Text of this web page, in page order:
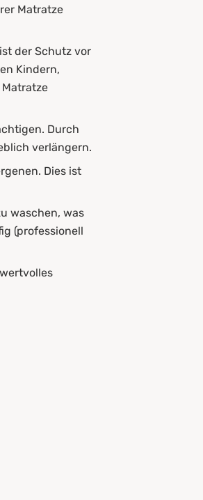
Matratze
der Schutz vor
Kindern,
Durch
verlängern.
Dies ist
waschen, was
(professionell